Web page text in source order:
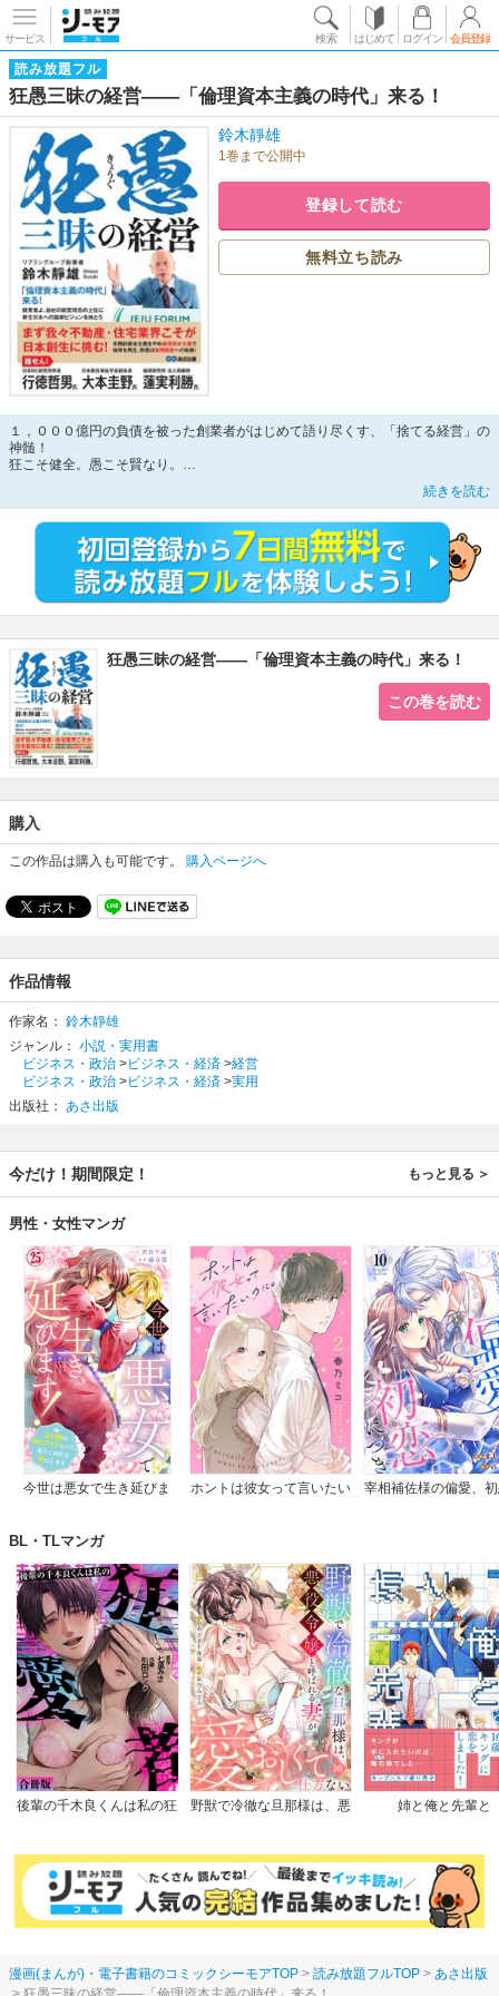
サービス 検索 はじめて ログイン 会員登録
読み放題フル
狂愚三昧の経営――「倫理資本主義の時代」来る！
鈴木靜雄
1巻まで公開中
登録して読む
無料立ち読み
１，０００億円の負債を被った創業者がはじめて語り尽くす、「捨てる経営」の
神髄！
狂こそ健全。愚こそ賢なり。
経営するから倒産する!
論語(倫理)とそろばん
従来の理念をいったんご破算にし
「住宅を売る」から「幸福を売る」への転換。
本業で社会の由々しき課題を解決(社会貢献)する!
◆ジュンク堂書店池袋本店
総合ランキング:１位獲得 5/23～5/29
◆Amazon ランキング
実践経営・リーダーシップの参考書・年鑑 カテゴリー:２位獲得 5/22～5/24
■著者・鈴木靜雄さんへ檄
「狂愚三昧(人間の真実)。」
鈴木靜雄なる人物、常に進取の気性溢れ、
到達不能なる事への憧れ、そして実践。
そこには仮説なし。打算なし。ど阿呆あるのみ。
然るが故に人が慕い、人が集う。
方向性をも示している多くの実践事例から学べるのが貴重である。
＝日本居住福祉学会副会長 大本圭野氏
「志在千里 やりつづける。」
これは倫理研究所、丸山敏雄創始者の言葉ですが、
人が一度決心するとまわりの事情は一変して、
そんなことができやすい状態になってしまう。
事に大小はない。難易もない。
鈴木靜雄さんが純粋倫理そのものの男だからです。
でも彼はそれを知らない。
＝倫理研究所 法人局顧問 蓮実利勝氏
光はたしかな自然の息吹き
風はみんなの対話のしるし
詩は自然と人が奏でる調べ
創業５５年余、一度も赤字を出さずに5回の経営危機を乗り越える。
１，０００億円の負債を被った創業社長がはじめて語り尽くす経営哲学。
「本業の深堀り」こそ成功の近道...。
「捨てる」勇気をもった会社のみ、倫理経営に転換した会社のみ、
目の前に無限のマーケットが広がる...。
小さな会社だからこそ社会を変えられる...。
これらを愚直なまでに実践し実践し、 そして実践しまくってきた、
人生の事業体験報告。
●第１部 人生は神の演劇。その舞台はあなたの住まい
●第２部 なぜ私が 「狂愚三昧の経営」を志したのか
◆第１章 怒号と鉄拳、そして山ごもり――得るは捨てるにあり
◆第２章 リブランは何を解決してきたのか――社会の課題はビジネスの宝庫
◆第３章 問題を解決する発想術――社会貢献と本業回帰
◆第４章 苦難から逃げるな――危機は正面から乗り越える
◆第５章 私が社長を下りた理由――事業承継の極意
◆第６章 経営者よ、自社経営理念の上位に――”日本再生ビジョン”を
■著者 鈴木靜雄
続きを読む
狂愚三昧の経営――「倫理資本主義の時代」来る！
この巻を読む
購入
この作品は購入も可能です。 購入ページへ
作品情報
作家名： 鈴木靜雄
ジャンル： 小説・実用書
ビジネス・政治 >ビジネス・経済 >経営
ビジネス・政治 >ビジネス・経済 >実用
出版社： あさ出版
今だけ！期間限定！ もっと見る
男性・女性マンガ
今世は悪女で生き延びま
します～
ホントは彼女って言いたい
宰相補佐様の偏愛、
BL・TLマンガ
後輩の千木良くんは私の狂
野獣で冷徹な旦那様は、悪
姉と俺と先輩と
漫画(まんが)・電子書籍のコミックシーモアTOP 読み放題フルTOP
あさ出版